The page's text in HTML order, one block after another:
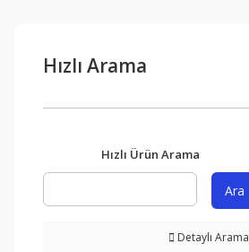
Hızlı Arama
Hızlı Ürün Arama
Ara
Detaylı Arama